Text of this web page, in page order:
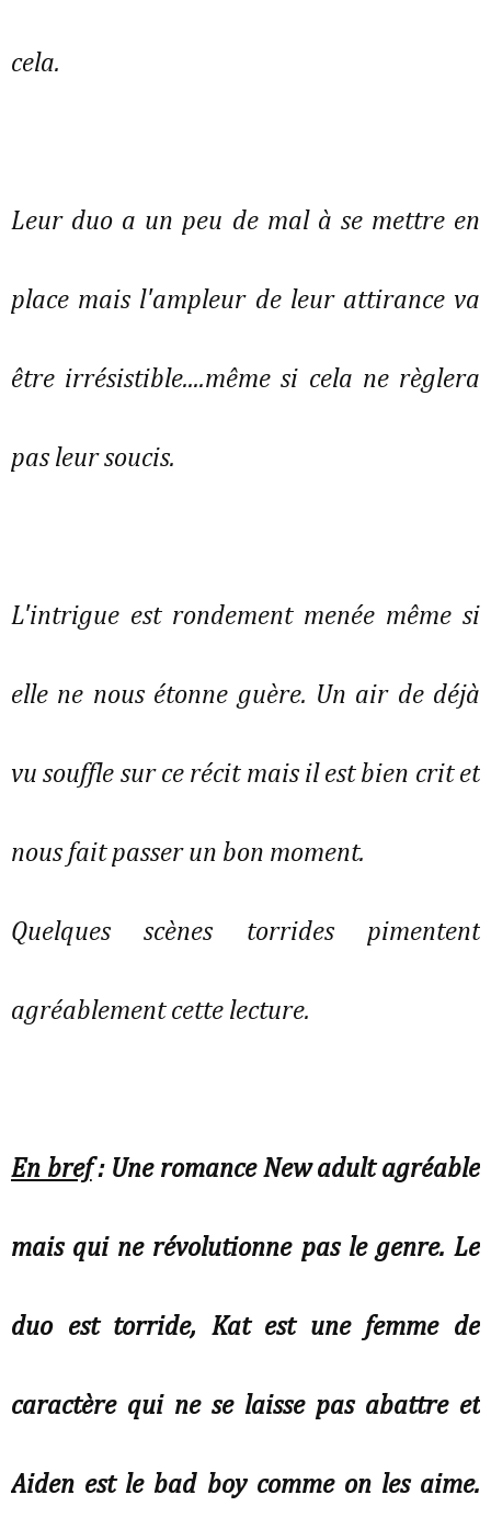
cela.
Leur duo a un peu de mal à se mettre en
place mais l'ampleur de leur attirance va
être irrésistible....même si cela ne règlera
pas leur soucis.
L'intrigue est rondement menée même si
elle ne nous étonne guère. Un air de déjà
vu souffle sur ce récit mais il est bien crit et
nous fait passer un bon moment.
Quelques scènes torrides pimentent
agréablement cette lecture.
En bref: Une romance New adult agréable
mais qui ne révolutionne pas le genre. Le
duo est torride, Kat est une femme de
caractère qui ne se laisse pas abattre et
Aiden est le bad boy comme on les aime.